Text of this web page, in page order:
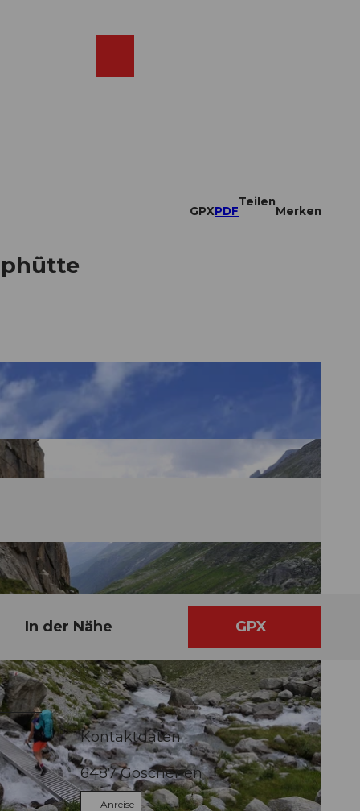
GPXPDF
Teilen
Merken
In der Nähe GPX
Kontaktdaten
6487Göschenen
Anreise